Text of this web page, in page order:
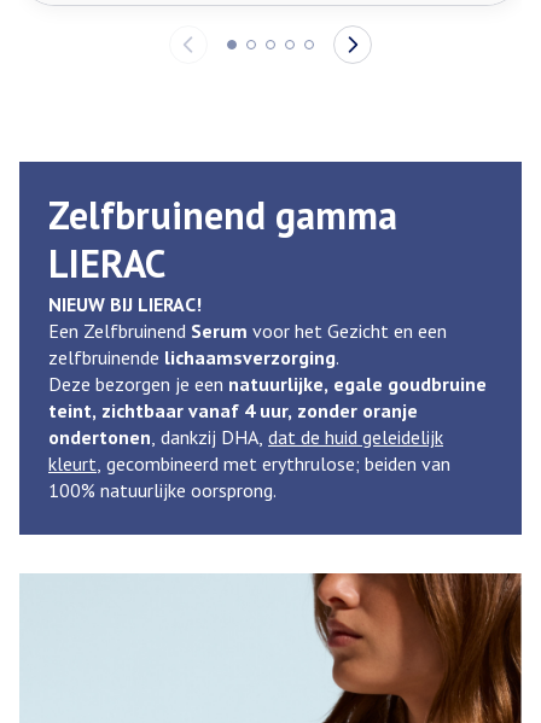
Zelfbruinend gamma
LIERAC
NIEUW BIJ LIERAC!
Een Zelfbruinend Serum voor het Gezicht en een
zelfbruinende lichaamsverzorging.
Deze bezorgen je een natuurlijke, egale goudbruine
teint, zichtbaar vanaf 4 uur, zonder oranje
ondertonen , dankzij DHA, dat de huid geleidelijk
kleurt , gecombineerd met erythrulose; beiden van
100% natuurlijke oorsprong.